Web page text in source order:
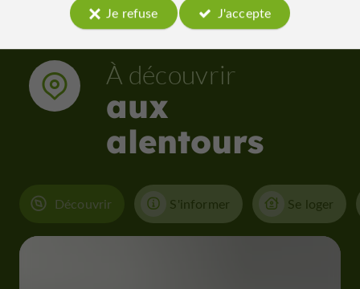
À découvrir
aux
alentours
Découvrir S'informer Se loger
Je refuse
J'accepte